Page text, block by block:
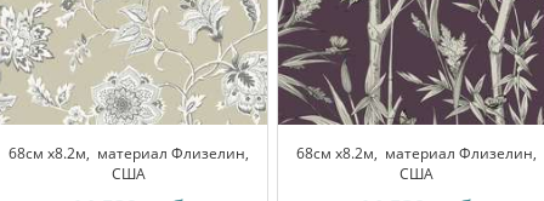
68см x8.2м, материал Флизелин,
США
68см x8.2м, материал Флизелин,
США